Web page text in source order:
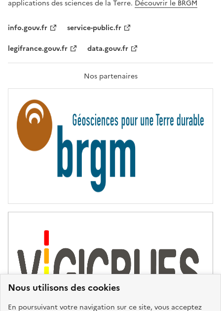
Nous utilisons des cookies
En poursuivant votre navigation sur ce site, vous acceptez
L
F
A
T
R
T
É
applications des sciences de la Terre. Découvrir le BRGM
info.gouv.fr
service-public.fr
legifrance.gouv.fr
data.gouv.fr
Nos partenaires